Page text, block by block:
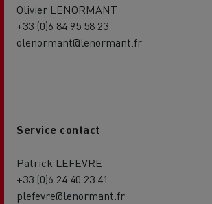
Olivier LENORMANT
+33 (0)6 84 95 58 23
olenormant@lenormant.fr
Service contact
Patrick LEFEVRE
+33 (0)6 24 40 23 41
plefevre@lenormant.fr